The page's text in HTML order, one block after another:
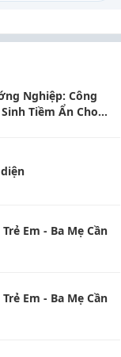
Nghiệp: Công
Tiềm Ẩn Cho
Em - Ba Mẹ Cần
Em - Ba Mẹ Cần